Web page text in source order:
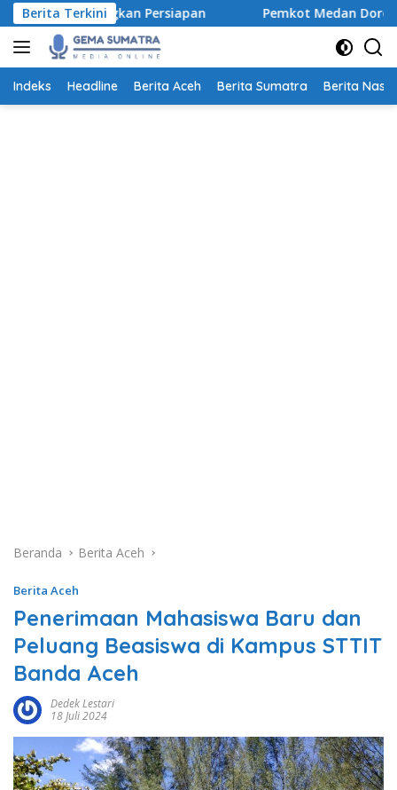
Langsung
ke
konten
Berita Terkini
Persiapan Pemkot Medan Dorong Ayah Lebih
Indeks Headline Berita Aceh Berita Sumatra Berita
Beranda Berita Aceh
Berita Aceh
Penerimaan Mahasiswa Baru dan
Peluang Beasiswa di Kampus STTIT
Banda Aceh
Dedek Lestari
18 Juli 2024